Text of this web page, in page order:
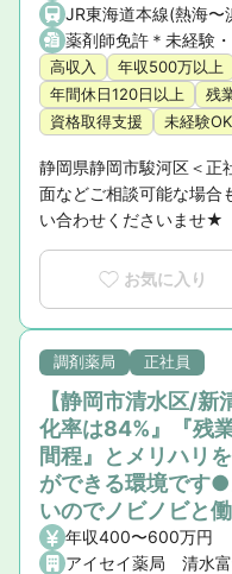
JR東海道本線(熱海〜
高収入 年収500万以上
年間休日120日以上
残
資格取得支援
未経験OK
静岡県静岡市駿河区＜
面などご相談可能な場合
い合わせくださいませ★
お気に入り
調剤薬局 正社員
【静岡市清水区/新
化率は84%』『残
間程』とメリハリ
ができる環境です
いのでノビノビと
年収400〜600万円
アイセイ薬局 清水富